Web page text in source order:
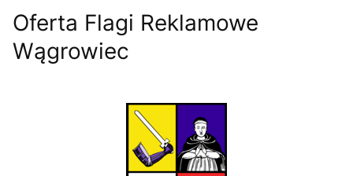
Oferta Flagi Reklamowe
Wągrowiec